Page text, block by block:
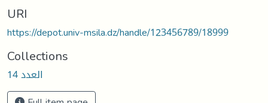
URI
https://depot.univ-msila.dz/handle/123456789/18999
Collections
العدد 14